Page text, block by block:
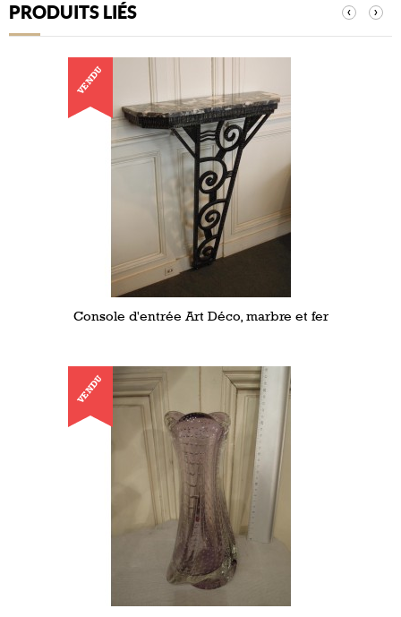
PRODUITS LIÉS ‹ ›
VENDU
Console d'entrée Art Déco, marbre et fer
VENDU